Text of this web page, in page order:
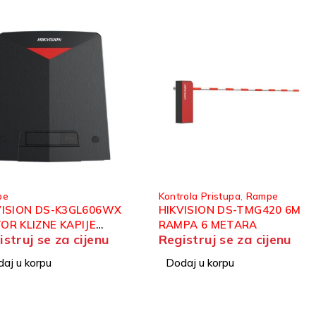
DS-K3GL606WX
KLIZNE KAPIJE
se za cijenu
u korpu
Kontrola Pristupa, Rampe
HIKVISION DS-TMG420 6M
RAMPA 6 METARA
Registruj se za cijenu
Dodaj u korpu